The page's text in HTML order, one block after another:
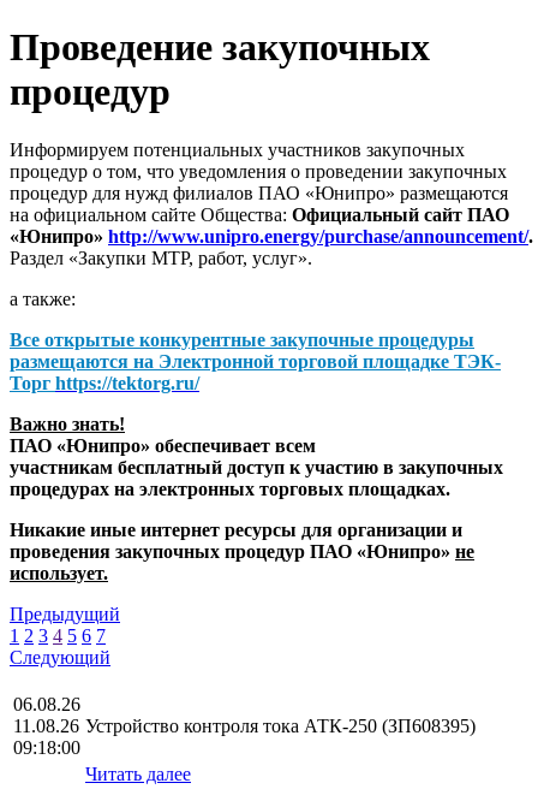
Проведение закупочных
процедур
Информируем потенциальных участников закупочных
процедур о том, что уведомления о проведении закупочных
процедур для нужд филиалов ПАО «Юнипро» размещаются
на официальном сайте Общества: Официальный сайт ПАО
«Юнипро» http://www.unipro.energy/purchase/announcement/.
Раздел «Закупки МТР, работ, услуг».
а также:
Все открытые конкурентные закупочные процедуры
размещаются на Электронной торговой площадке ТЭК-
Торг https://tektorg.ru/
Важно знать!
ПАО «Юнипро» обеспечивает всем
участникам бесплатный доступ к участию в закупочных
процедурах на электронных торговых площадках.
Никакие иные интернет ресурсы для организации и
проведения закупочных процедур ПАО «Юнипро» не
использует.
Предыдущий
1 2 3 4 5 6 7
Следующий
06.08.26
11.08.26
09:18:00
Устройство контроля тока АТК-250 (ЗП608395)
Читать далее